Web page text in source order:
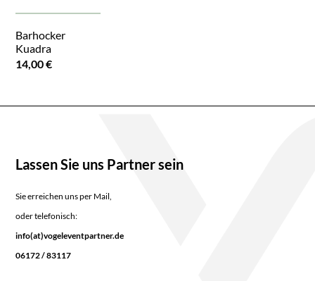
Barhocker
Kuadra
14,00 €
Lassen Sie uns Partner sein
Sie erreichen uns per Mail,
oder telefonisch:
info(at)vogeleventpartner.de
06172 / 83117